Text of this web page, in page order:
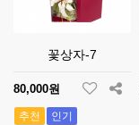
꽃상자-7
80,000원
추천 인기